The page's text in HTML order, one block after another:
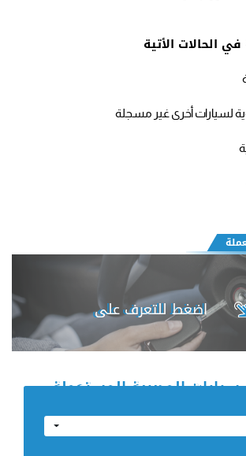
الحالات الأتية
لسيارات أخرى غير مسجلة
اضغط للتعرف على
المصرية المستعملة
إضغط لبيع سيارتك